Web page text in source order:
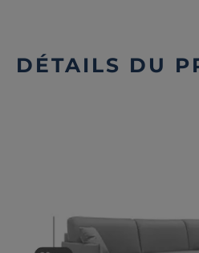
DÉTAILS DU